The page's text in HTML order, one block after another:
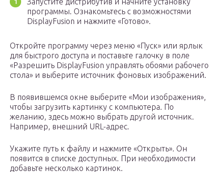
программы. Ознакомьтесь с возможностями
DisplayFusion и нажмите «Готово».
Откройте программу через меню «Пуск» или ярлык
для быстрого доступа и поставьте галочку в поле
«Разрешить DisplayFusion управлять обоями рабочего
стола» и выберите источник фоновых изображений.
В появившемся окне выберите «Мои изображения»,
чтобы загрузить картинку с компьютера. По
желанию, здесь можно выбрать другой источник.
Например, внешний URL-адрес.
Укажите путь к файлу и нажмите «Открыть». Он
появится в списке доступных. При необходимости
добавьте несколько картинок.